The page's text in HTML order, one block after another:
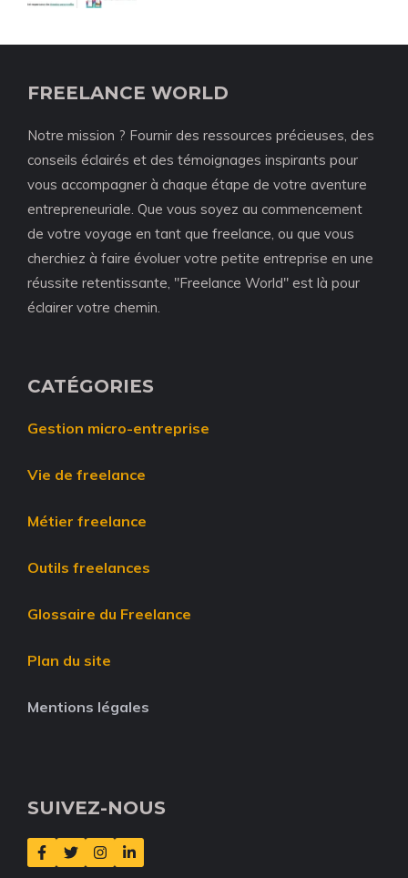
FREELANCE WORLD
Notre mission ? Fournir des ressources précieuses, des
conseils éclairés et des témoignages inspirants pour
vous accompagner à chaque étape de votre aventure
entrepreneuriale. Que vous soyez au commencement
de votre voyage en tant que freelance, ou que vous
cherchiez à faire évoluer votre petite entreprise en une
réussite retentissante, "Freelance World" est là pour
éclairer votre chemin.
CATÉGORIES
Gestion micro-entreprise
Vie de freelance
Métier freelance
Outils freelances
Glossaire du Freelance
Plan du site
Mentions légales
SUIVEZ-NOUS